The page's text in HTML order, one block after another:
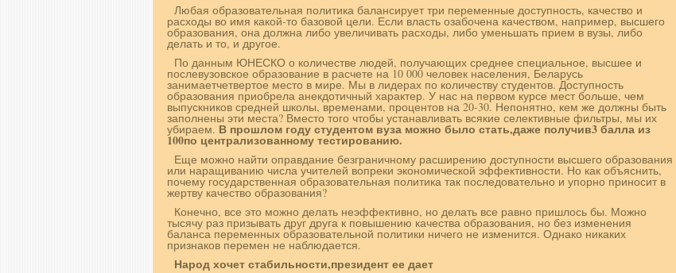
Любая образовательная политика балансирует три переменные доступность, качество и
расходы во имя какой-то базовой цели. Если власть озабочена качеством, например, высшего
образования, она должна либо увеличивать расходы, либо уменьшать прием в вузы, либо
делать и то, и другое.
По данным ЮНЕСКО о количестве людей, получающих среднее специальное, высшее и
послевузовское образование в расчете на 10 000 человек населения, Беларусь
занимаетчетвертое место в мире. Мы в лидерах по количеству студентов. Доступность
образования приобрела анекдотичный характер. У нас на первом курсе мест больше, чем
выпускников средней школы, временами, процентов на 20-30. Непонятно, кем же должны быть
заполнены эти места? Вместо того чтобы устанавливать всякие селективные фильтры, мы их
убираем. В прошлом году студентом вуза можно было стать,даже получив3 балла из
100по централизованному тестированию.
Еще можно найти оправдание безграничному расширению доступности высшего образования
или наращиванию числа учителей вопреки экономической эффективности. Но как объяснить,
почему государственная образовательная политика так последовательно и упорно приносит в
жертву качество образования?
Конечно, все это можно делать неэффективно, но делать все равно пришлось бы. Можно
тысячу раз призывать друг друга к повышению качества образования, но без изменения
баланса переменных образовательной политики ничего не изменится. Однако никаких
признаков перемен не наблюдается.
Народ хочет стабильности,президент ее дает